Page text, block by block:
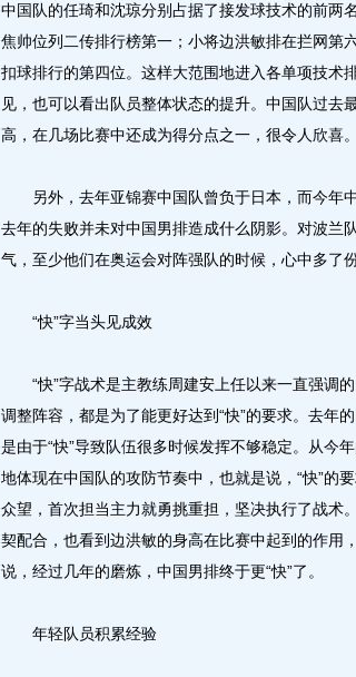
中国队的任琦和沈琼分别占据了接发球技术的前两
焦帅位列二传排行榜第一；小将边洪敏排在拦网第
扣球排行的第四位。这样大范围地进入各单项技术
见，也可以看出队员整体状态的提升。中国队过去
高，在几场比赛中还成为得分点之一，很令人欣喜。
另外，去年亚锦赛中国队曾负于日本，而今年
去年的失败并未对中国男排造成什么阴影。对波兰
气，至少他们在奥运会对阵强队的时候，心中多了
“快”字当头见成效
“快”字战术是主教练周建安上任以来一直强调的
调整阵容，都是为了能更好达到“快”的要求。去年
是由于“快”导致队伍很多时候发挥不够稳定。从今
地体现在中国队的攻防节奏中，也就是说，“快”的
众望，首次担当主力就勇挑重担，坚决执行了战术
契配合，也看到边洪敏的身高在比赛中起到的作用
说，经过几年的磨炼，中国男排终于更“快”了。
年轻队员积累经验